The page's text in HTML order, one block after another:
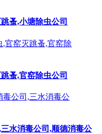
蚤,小塘除虫公司
蚤,官窑除虫公司
水消毒公司,顺德消毒公